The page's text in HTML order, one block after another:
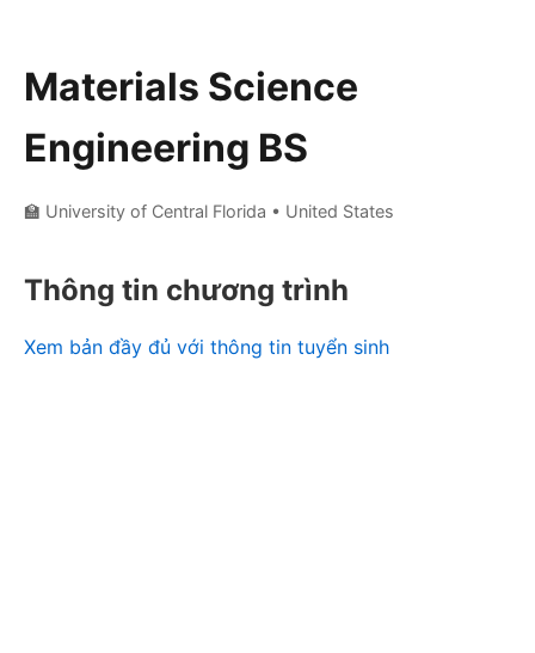
Materials Science
Engineering BS
🏫 University of Central Florida • United States
Thông tin chương trình
Xem bản đầy đủ với thông tin tuyển sinh